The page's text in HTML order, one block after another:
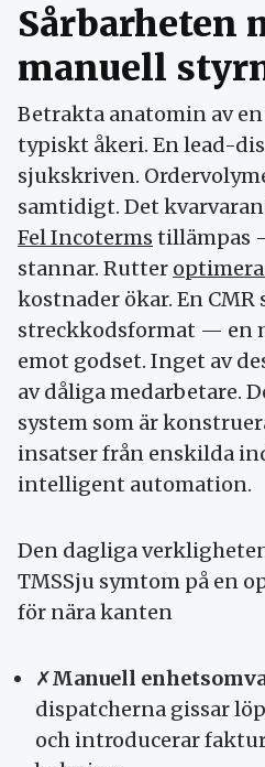
Sårbar­heten
manuell
Betrakta anatomin av
typiskt åkeri. En lead-
sjukskriven.
samtidigt. Det
Fel Incoterms tillämpas
stannar. Rutter
kostnader ökar. En CMR
streck­kods­format — en
emot godset. Inget av
av dåliga med­arbetare.
system som är
insatser från enskilda
intelligent automation.
Den dagliga
TMSSju symtom på en
för nära kanten
✗Manuell
dispatcher­na gissar
och introducerar